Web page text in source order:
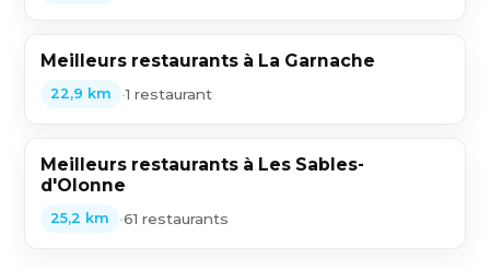
Meilleurs restaurants à La Garnache
22,9 km •1 restaurant
Meilleurs restaurants à Les Sables-
d'Olonne
25,2 km •61 restaurants